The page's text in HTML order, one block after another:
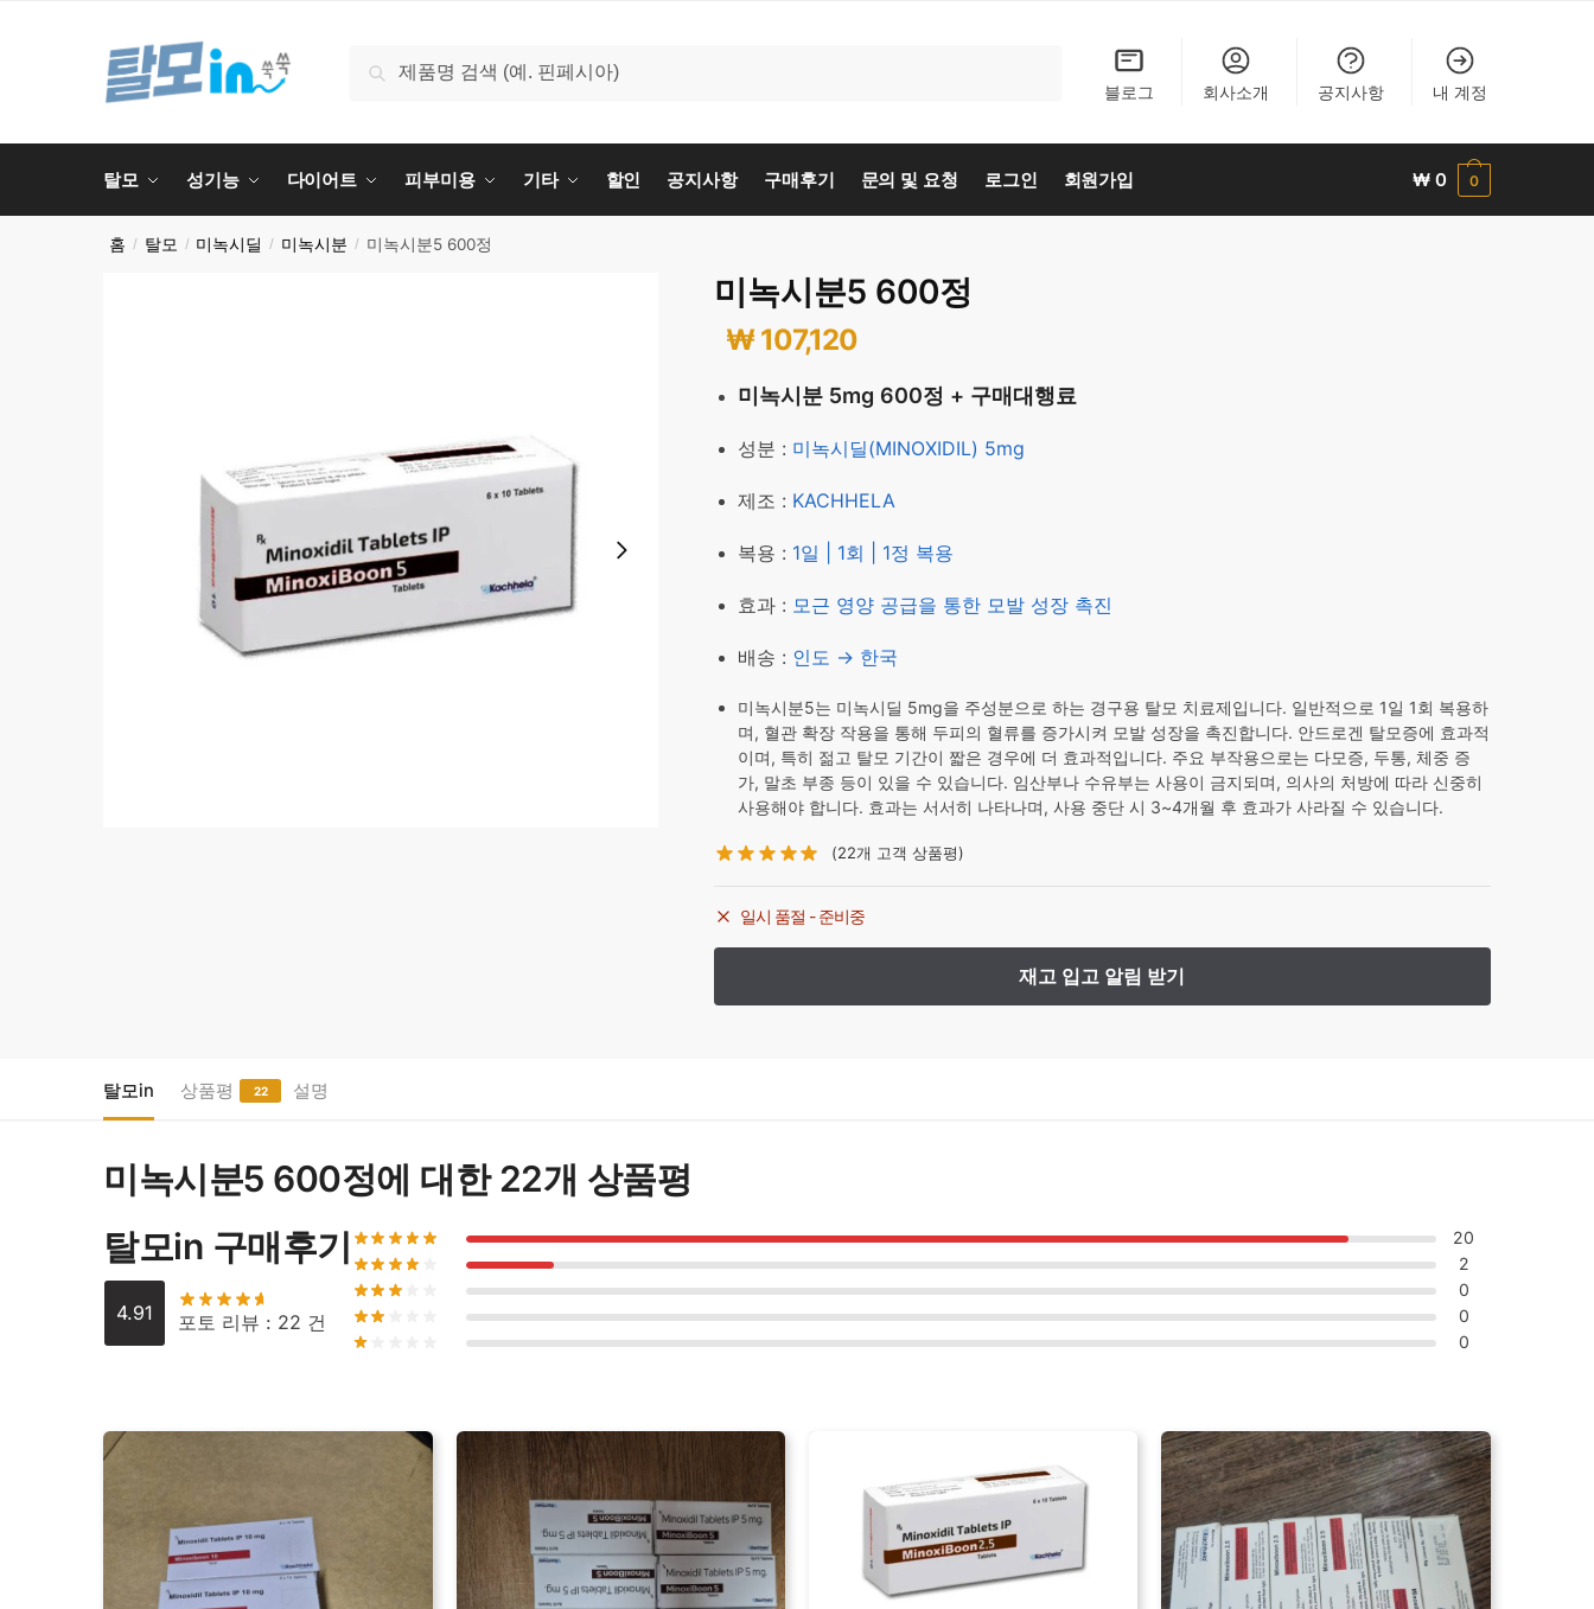
검색
블로그
회사소개 공지사항 내 계정
탈모 성기능 다이어트 피부미용 기타 할인 공지사항 구매후기 문의 및 요청 로그인 회원가입 ₩ 0 0
홈 / 탈모 / 미녹시딜 / 미녹시분 / 미녹시분5 600정
미녹시분5 600정
₩107,120
미녹시분 5mg 600정 + 구매대행료
성분 : 미녹시딜(MINOXIDIL) 5mg
제조 : KACHHELA
복용 : 1일 | 1회 | 1정 복용
효과 : 모근 영양 공급을 통한 모발 성장 촉진
배송 : 인도 → 한국
미녹시분5는 미녹시딜 5mg을 주성분으로 하는 경구용 탈모 치료제입니다. 일반적으로 1일 1회 복용하
며, 혈관 확장 작용을 통해 두피의 혈류를 증가시켜 모발 성장을 촉진합니다. 안드로겐 탈모증에 효과적
이며, 특히 젊고 탈모 기간이 짧은 경우에 더 효과적입니다. 주요 부작용으로는 다모증, 두통, 체중 증
가, 말초 부종 등이 있을 수 있습니다. 임산부나 수유부는 사용이 금지되며, 의사의 처방에 따라 신중히
사용해야 합니다. 효과는 서서히 나타나며, 사용 중단 시 3~4개월 후 효과가 사라질 수 있습니다.
(22개 고객 상품평)
일시 품절 - 준비중
탈모in 상품평 22 설명
미녹시분5 600정에 대한 22개 상품평
탈모in 구매후기
4.91 포토 리뷰 : 22 건
20
2
0
0
0